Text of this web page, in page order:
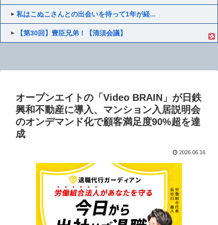
私はこぬこさんとの出会いを待って1年が経...
【第30回】豊臣兄弟！【清須会議】
オープンエイトの「Video BRAIN」が日鉄
興和不動産に導入、マンション入居説明会
のオンデマンド化で顧客満足度90%超を達
成
2026.06.16